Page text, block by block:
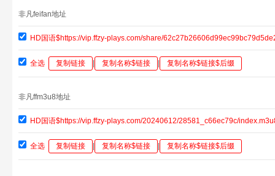
非凡feifan地址
HD国语$https://vip.ffzy-plays.com/share/
全选 复制链接 复制名称$链接 复制名称$链接$后缀
非凡ffm3u8地址
HD国语$https://vip.ffzy-plays.com/20240612/28581_c66ec79c/
全选 复制链接 复制名称$链接 复制名称$链接$后缀